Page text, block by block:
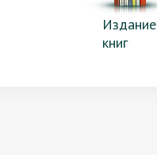
Издание
книг